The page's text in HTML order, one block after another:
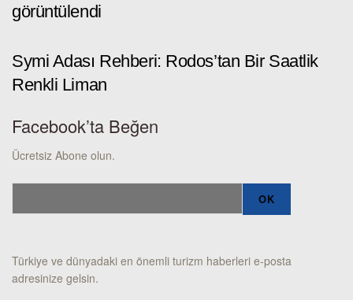
görüntülendi
Symi Adası Rehberi: Rodos’tan Bir Saatlik
Renkli Liman
Facebook’ta Beğen
Ücretsiz Abone olun.
Türkiye ve dünyadaki en önemli turizm haberleri e-posta
adresinize gelsin.